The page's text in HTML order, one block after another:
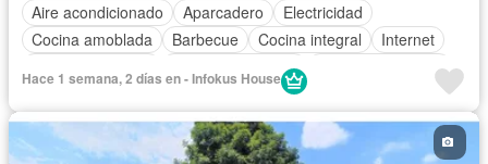
Aire acondicionado
Aparcadero
Electricidad
Cocina amoblada
Barbecue Cocina integral
Internet
Seguridad privada
Cuarto de servicio
Hace 1 semana, 2 días en - Infokus House